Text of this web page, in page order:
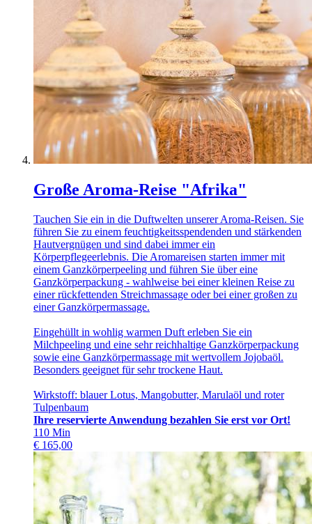
Große Aroma-Reise "Afrika"
Tauchen Sie ein in die Duftwelten unserer Aroma-Reisen. Sie
führen Sie zu einem feuchtigkeitsspendenden und stärkenden
Hautvergnügen und sind dabei immer ein
Körperpflegeerlebnis. Die Aromareisen starten immer mit
einem Ganzkörperpeeling und führen Sie über eine
Ganzkörperpackung - wahlweise bei einer kleinen Reise zu
einer rückfettenden Streichmassage oder bei einer großen zu
einer Ganzkörpermassage.
Eingehüllt in wohlig warmen Duft erleben Sie ein
Milchpeeling und eine sehr reichhaltige Ganzkörperpackung
sowie eine Ganzkörpermassage mit wertvollem Jojobaöl.
Besonders geeignet für sehr trockene Haut.
Wirkstoff: blauer Lotus, Mangobutter, Marulaöl und roter
Tulpenbaum
Ihre reservierte Anwendung bezahlen Sie erst vor Ort!
110 Min
€ 165,00